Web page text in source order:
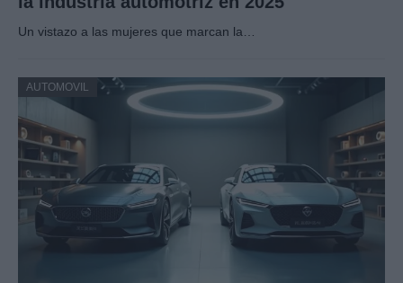
Un vistazo a las mujeres que marcan la…
AUTOMOVIL